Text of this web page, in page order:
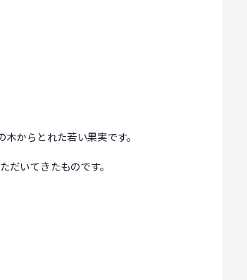
からとれた若い果実です。
だいてきたものです。